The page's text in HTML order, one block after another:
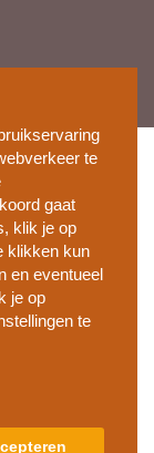
te
gaat
klik je op
klikken kun
en eventueel
je op
te
cookies